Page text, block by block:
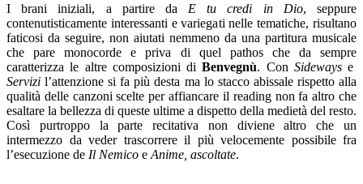
I brani iniziali, a partire da E tu credi in Dio, seppure
contenutisticamente interessanti e variegati nelle tematiche, risultano
faticosi da seguire, non aiutati nemmeno da una partitura musicale
che pare monocorde e priva di quel pathos che da sempre
caratterizza le altre composizioni diBenvegnù. Con Sidewayse
Servizi l’attenzione si fa più desta ma lo stacco abissale rispetto alla
qualità delle canzoni scelte per affiancare il reading non fa altro che
esaltare la bellezza di queste ultime a dispetto della medietà del resto.
Così purtroppo la parte recitativa non diviene altro che un
intermezzo da veder trascorrere il più velocemente possibile fra
l’esecuzione de Il Nemico e Anime, ascoltate.